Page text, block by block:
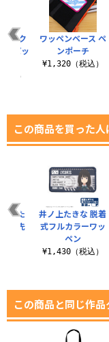
ンク
クパッ
込）
ワッペンベース ペ
ンポーチ
¥1,320（税込）
この商品を買った
りた
・先
井ノ上たきな 脱着
式フルカラーワッ
ペン
¥1,430（税込）
この商品と同じ作